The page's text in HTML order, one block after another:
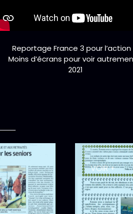
Reportage France 3 pour
Moins d’écrans pour voir
2021
VOIR +
Article "Priorité
Santé" n°65